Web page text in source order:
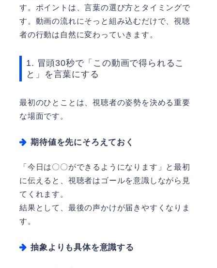
す。ポイントは、言葉の選び方とタイミングで
す。動画の流れにそっと組み込むだけで、視聴
者の行動は自然に変わっていきます。
1. 冒頭30秒で「この動画で得られるこ
と」を言葉にする
最初のひとことは、視聴者の姿勢を決める重要
な場面です。
期待値を先にそろえておく
「今日は〇〇ができるようになります」と最初
に伝えると、視聴者はゴールを意識しながら見
てくれます。
結果として、最後の声かけが届きやすくなりま
す。
抽象よりも具体を意識する